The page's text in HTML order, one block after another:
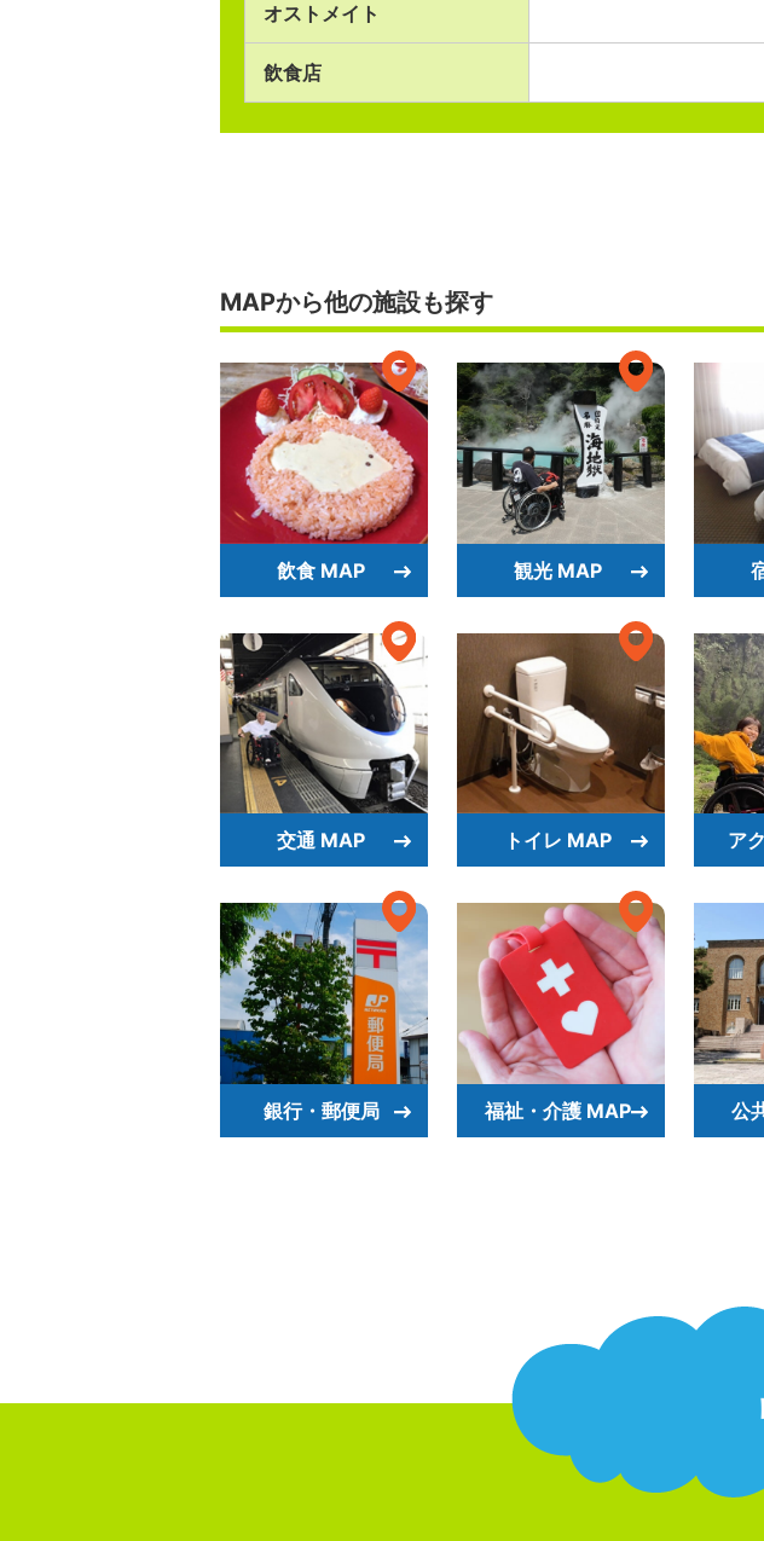
オストメイト
飲食店
MAPから他の施設も探す
飲食 MAP 観光 MAP
交通 MAP トイレ MAP ア
銀行・郵便局 福祉・介護 MAP 公